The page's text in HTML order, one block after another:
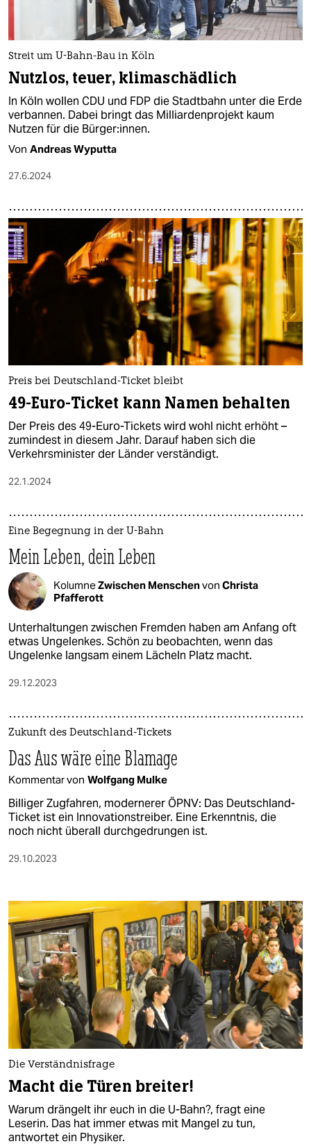
Streit um U-Bahn-Bau in Köln
Nutzlos, teuer, klimaschädlich
In Köln wollen CDU und FDP die Stadtbahn unter die Erde
verbannen. Dabei bringt das Milliardenprojekt kaum
Nutzen für die Bür­ge­r:in­nen.
Von Andreas Wyputta
27.6.2024
Preis bei Deutschland-Ticket bleibt
49-Euro-Ticket kann Namen behalten
Der Preis des 49-Euro-Tickets wird wohl nicht erhöht –
zumindest in diesem Jahr. Darauf haben sich die
Verkehrsminister der Länder verständigt.
22.1.2024
Eine Begegnung in der U-Bahn
Mein Leben, dein Leben
KolumneZwischen Menschenvon Christa
Pfafferott
Unterhaltungen zwischen Fremden haben am Anfang oft
etwas Ungelenkes. Schön zu beobachten, wenn das
Ungelenke langsam einem Lächeln Platz macht.
29.12.2023
Zukunft des Deutschland-Tickets
Das Aus wäre eine Blamage
Kommentar von Wolfgang Mulke
Billiger Zugfahren, modernerer ÖPNV: Das Deutschland-
Ticket ist ein Innovationstreiber. Eine Erkenntnis, die
noch nicht überall durchgedrungen ist.
29.10.2023
Die Verständnisfrage
Macht die Türen breiter!
Warum drängelt ihr euch in die U-Bahn?, fragt eine
Leserin. Das hat immer etwas mit Mangel zu tun,
antwortet ein Physiker.